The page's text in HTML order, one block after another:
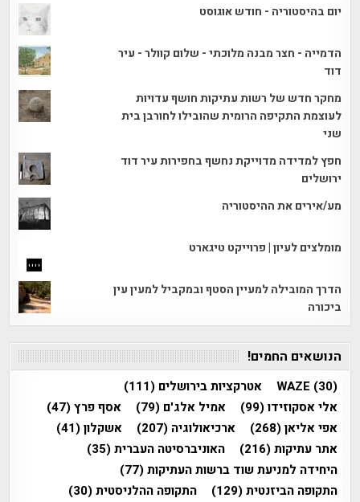
יום בהיסטוריה - חודש אוגוסט
הדמייה - חצר מבנה מלוכתי - שלום קוולר - עיר
דוד
מחקר חדש של רשות עתיקות חושף עדויות
לעוצמת התקיפה הרומית שהובילו לחורבן בית
שני
חפץ למדידה מדוייקת נחשף בחפירות עיר דוד
ירושלים
מע/אירים את ההיסטוריה
מומלצים לעיון | פרוייקט טיגארט
הדרך המובילה למעיין הסטף ובמקביל למעין עין
ביכורה
הנושאים החמים!
WAZE (30) אטרקציות בירושלים (111)
אלי אסקוזידו(99) אמיל אלג'ם (79) אסף פרץ(47)
אפי אליאן(268) ארכיאולוגיה (207) אשקלון(41)
אתר עתיקות(216) האוניברסיטה העברית(35)
היחידה למניעת שוד ברשות העתיקות(77)
התקופה הביזנטית(129) התקופה ההלניסטית(30)